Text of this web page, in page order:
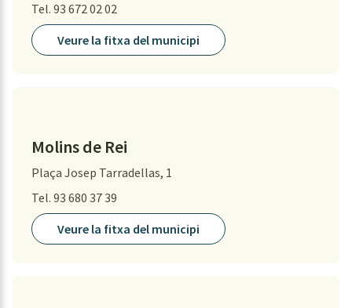
Tel. 93 672 02 02
Veure la fitxa del municipi
Molins de Rei
Plaça Josep Tarradellas, 1
Tel. 93 680 37 39
Veure la fitxa del municipi